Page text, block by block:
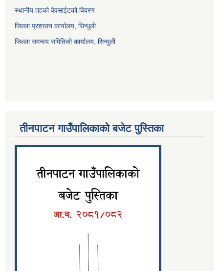
स्थानीय तहको वेवसाईटको विवरण
जिल्ला प्रशासन कार्यालय, सिन्धुली
जिल्ला समन्वय समितिको कार्यालय, सिन्धुली
तीनपाटन गाउँपालिकाको बजेट पुस्तिका